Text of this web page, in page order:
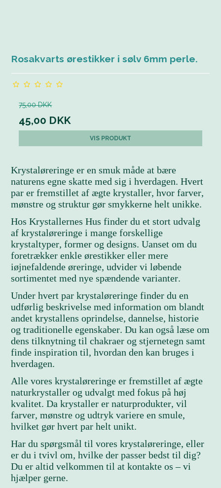
Rosakvarts ørestikker i sølv 6mm perle.
75,00 DKK
45,00 DKK
VIS PRODUKT
Krystaløreringe er en smuk måde at bære
naturens egne skatte med sig i hverdagen. Hvert
par er fremstillet af ægte krystaller, hvor farver,
mønstre og struktur gør smykkerne helt unikke.
Hos Krystallernes Hus finder du et stort udvalg
af krystaløreringe i mange forskellige
krystaltyper, former og designs. Uanset om du
foretrækker enkle ørestikker eller mere
iøjnefaldende øreringe, udvider vi løbende
sortimentet med nye spændende varianter.
Under hvert par krystaløreringe finder du en
udførlig beskrivelse med information om blandt
andet krystallens oprindelse, dannelse, historie
og traditionelle egenskaber. Du kan også læse om
dens tilknytning til chakraer og stjernetegn samt
finde inspiration til, hvordan den kan bruges i
hverdagen.
Alle vores krystaløreringe er fremstillet af ægte
naturkrystaller og udvalgt med fokus på høj
kvalitet. Da krystaller er naturprodukter, vil
farver, mønstre og udtryk variere en smule,
hvilket gør hvert par helt unikt.
Har du spørgsmål til vores krystaløreringe, eller
er du i tvivl om, hvilke der passer bedst til dig?
Du er altid velkommen til at kontakte os – vi
hjælper gerne.